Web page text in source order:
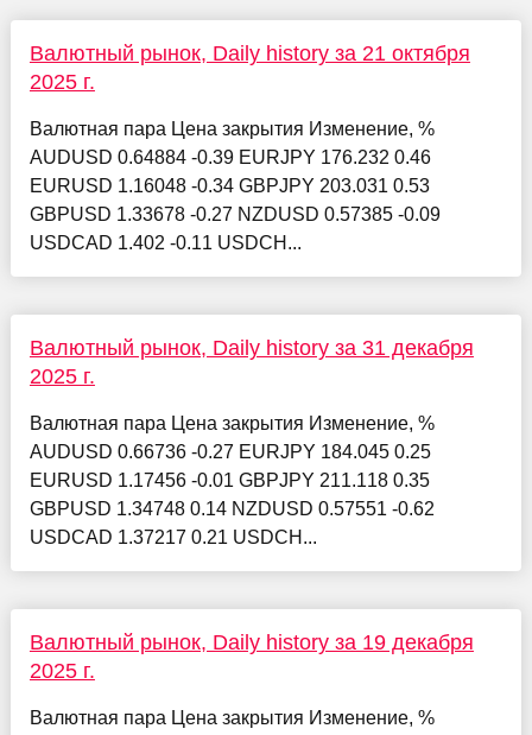
Валютный рынок, Daily history за 21 октября
2025 г.
Валютная пара Цена закрытия Изменение, %
AUDUSD 0.64884 -0.39 EURJPY 176.232 0.46
EURUSD 1.16048 -0.34 GBPJPY 203.031 0.53
GBPUSD 1.33678 -0.27 NZDUSD 0.57385 -0.09
USDCAD 1.402 -0.11 USDCH...
Валютный рынок, Daily history за 31 декабря
2025 г.
Валютная пара Цена закрытия Изменение, %
AUDUSD 0.66736 -0.27 EURJPY 184.045 0.25
EURUSD 1.17456 -0.01 GBPJPY 211.118 0.35
GBPUSD 1.34748 0.14 NZDUSD 0.57551 -0.62
USDCAD 1.37217 0.21 USDCH...
Валютный рынок, Daily history за 19 декабря
2025 г.
Валютная пара Цена закрытия Изменение, %